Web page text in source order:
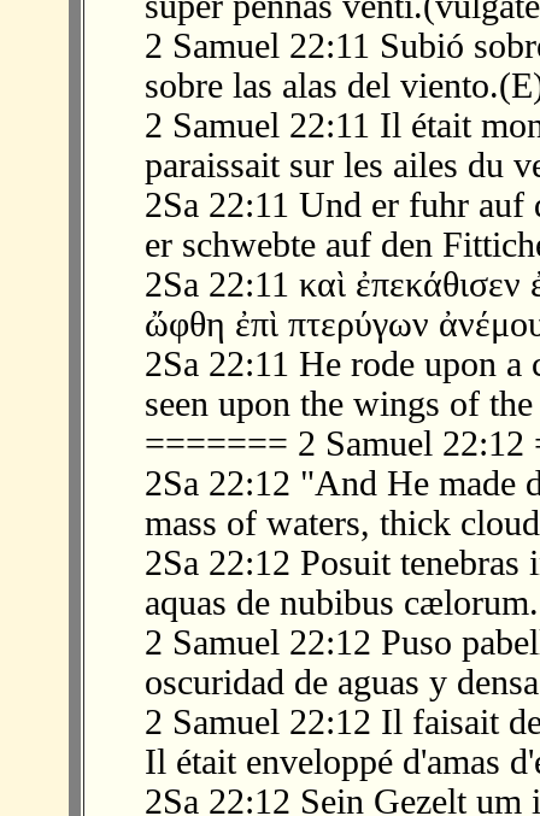
2 Samuel 22:11 Subió
sobre las alas del
2 Samuel 22:11 Il était
paraissait sur les ailes du
2Sa 22:11 Und er fuhr auf
er schwebte auf den
2Sa 22:11 καὶ ἐπεκάθισεν
ὤφθη ἐπὶ πτερύγων
2Sa 22:11 He rode upon
seen upon the wings of
======= 2 Samuel
2Sa 22:12 "And He made
mass of waters, thick
2Sa 22:12 Posuit
aquas de nubibus
2 Samuel 22:12 Puso
oscuridad de aguas y
2 Samuel 22:12 Il faisait
Il était enveloppé d'amas
2Sa 22:12 Sein Gezelt